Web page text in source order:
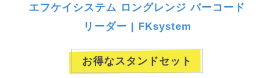
エフケイシステム ロングレンジ バーコード
リーダー | FKsystem
お得なスタンドセット